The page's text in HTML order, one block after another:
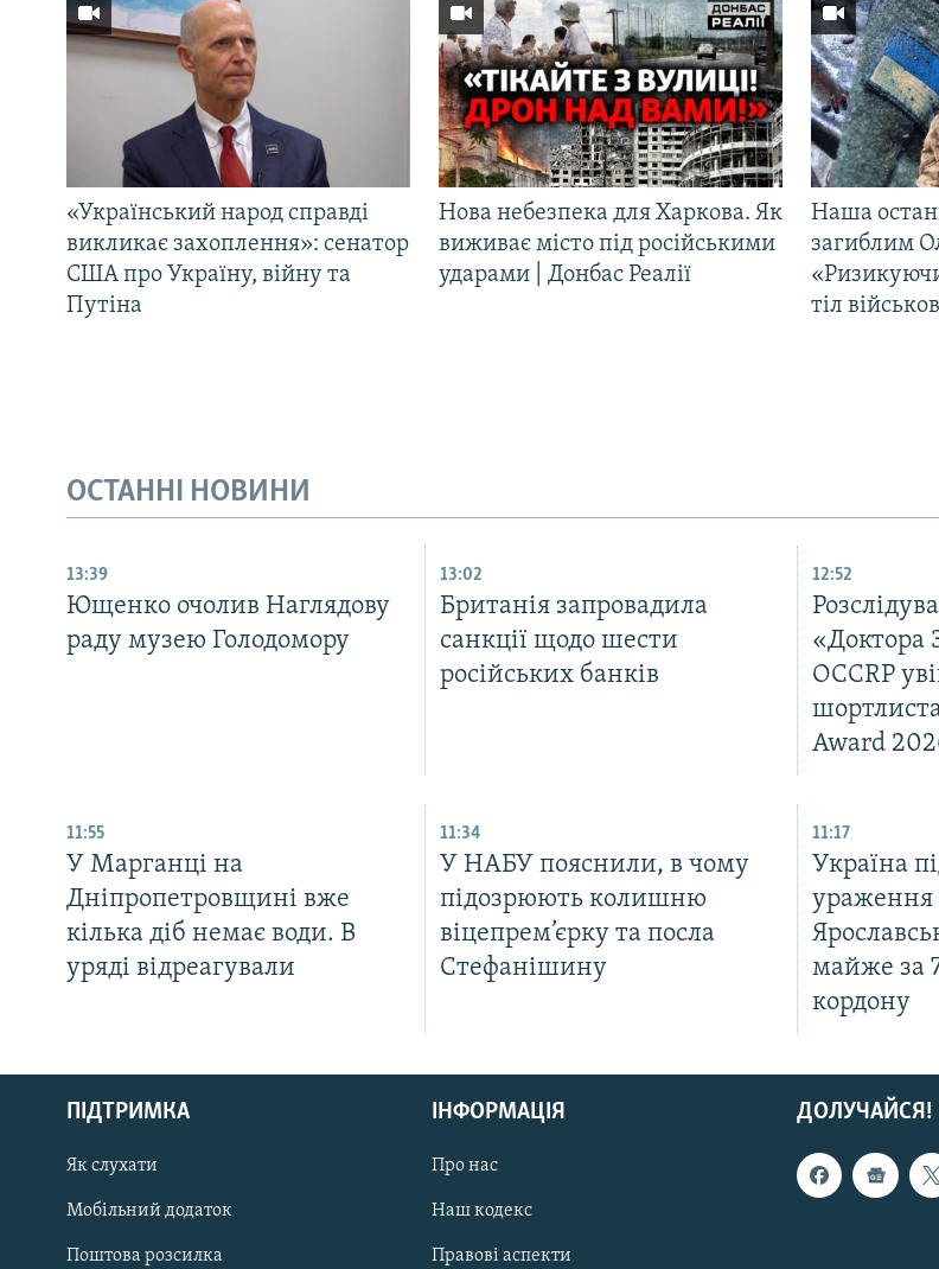
РУС
ДОЛУЧАЙСЯ!
«Український народ справді
викликає захоплення»: сенатор
США про Україну, війну та
Путіна
Нова небезпека для Харкова. Як
виживає місто під російськими
ударами | Донбас Реалії
Наша
загиблим
тіл
ОСТАННІ НОВИНИ
13:39
Ющенко очолив Наглядову
раду музею Голодомору
13:02
Британія запровадила
санкції щодо шести
російських банків
12:52
«Доктора
OCCRP
Award
11:55
У Марганці на
Дніпропетровщині вже
кілька діб немає води. В
уряді відреагували
11:34
У НАБУ пояснили, в чому
підозрюють колишню
віцепрем’єрку та посла
Стефанішину
11:17
Україна
майже за
кордону
ДОЛУЧАЙСЯ!
ПІДТРИМКА
Як слухати
Мобільний додаток
Поштова розсилка
ІНФОРМАЦІЯ
Про нас
Наш кодекс
Правові аспекти